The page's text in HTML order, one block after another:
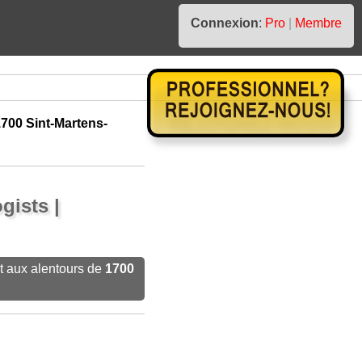
Connexion: Pro Membre
Sint-Martens-
|
aux alentours de 1700